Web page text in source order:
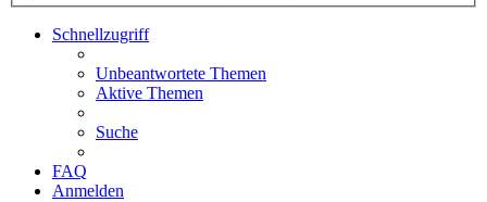
Schnellzugriff
Unbeantwortete Themen
Aktive Themen
Suche
FAQ
Anmelden